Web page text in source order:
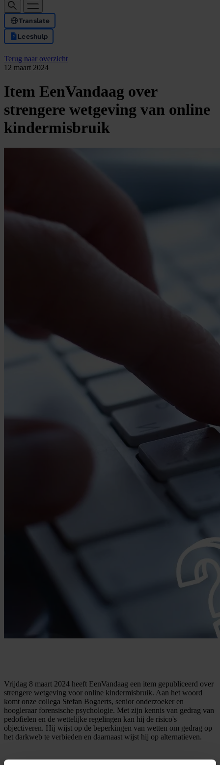
Translate
Leeshulp
Terug naar overzicht
12 maart 2024
Item EenVandaag over
strengere wetgeving van online
kindermisbruik
Vrijdag 8 maart 2024 heeft EenVandaag een item gepubliceerd over
strengere wetgeving voor online kindermisbruik. Aan het woord
komt onze collega Stefan Bogaerts, senior onderzoeker en
hoogleraar forensische psychologie. Met zijn kennis van gedrag van
pedofielen en de wettelijke regelingen kan hij de risico's
objectiveren. Hij wijst op de beperkingen van wetten om gedrag op
het darkweb te verbieden en daarnaast wijst hij op alternatieven.